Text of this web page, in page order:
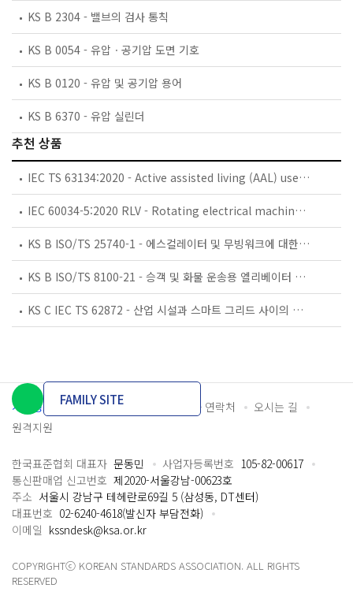
KS B 2304 - 밸브의 검사 통칙
KS B 0054 - 유압ㆍ공기압 도면 기호
KS B 0120 - 유압 및 공기압 용어
KS B 6370 - 유압 실린더
추천 상품
IEC TS 63134:2020 - Active assisted living (AAL) use cases
IEC 60034-5:2020 RLV - Rotating electrical machines - Part 5: Degrees of protection provided by the integral design of rotating electrical machines (IP code) - Classification
KS B ISO/TS 25740-1 - 에스컬레이터 및 무빙워크에 대한 안전요건 — 제1부: 세계공통 필수 안전요건(GESRs)
KS B ISO/TS 8100-21 - 승객 및 화물 운송용 엘리베이터 —제21부: 세계공통 필수안전요건(GESRs)을 충족하는 세계공통 안전 파라미터(GSPs)
KS C IEC TS 62872 - 산업 시설과 스마트 그리드 사이의 산업 공정 측정, 제어 및 자동화 시스템 인터페이스
개인정보처리방침 이용약관 담당자 연락처
오시는 길
원격지원
FAMILY SITE
한국표준협회 대표자 문동민 사업자등록번호 105-82-00617
통신판매업 신고번호 제2020-서울강남-00623호
주소 서울시 강남구 테헤란로69길 5 (삼성동, DT센터)
대표번호 02-6240-4618(발신자 부담전화)
이메일 kssndesk@ksa.or.kr
COPYRIGHTⓒ KOREAN STANDARDS ASSOCIATION. ALL RIGHTS
RESERVED